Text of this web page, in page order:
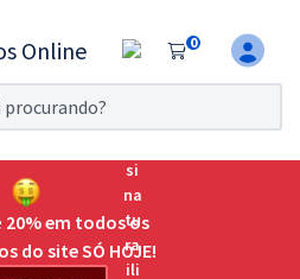
0
por 7 dias!
para o Exame da
20% em todos os
do site SÓ HOJE!